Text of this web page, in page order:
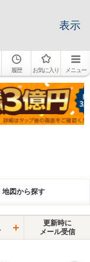
表示
履歴 お気に入り メニュー
地図から探す
更新時に
メール受信